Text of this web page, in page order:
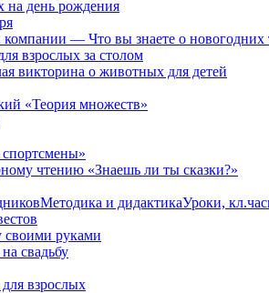
на день рождения
— Что вы знаете о новогодних
взрослых за столом
викторина о животных для детей
«Теория множеств»
чтению «Знаешь ли ты сказки?»
Методика и дидактикаУроки,
своими руками
свадьбу
взрослых